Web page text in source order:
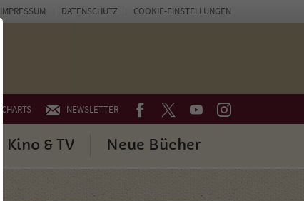
CHARTS NEWSLETTER FACEBOOKTWITTERYOUTUBEINSTAGRAM
Kino & TV Neue Bücher
IMPRESSUM DATENSCHUTZ COOKIE-EINSTELLUNGEN